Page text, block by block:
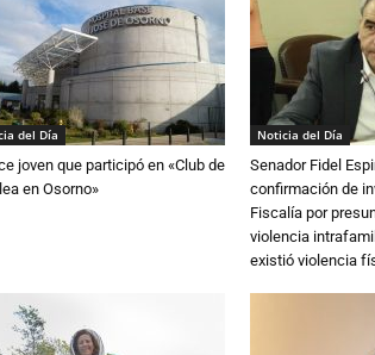
del Día
joven que participó en «Club de
en Osorno»
Noticia del Día
Senador Fidel
confirmación de
Fiscalía por
violencia
existió violencia